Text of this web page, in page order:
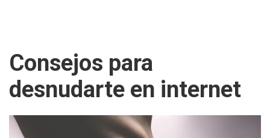
Consejos para
desnudarte en internet